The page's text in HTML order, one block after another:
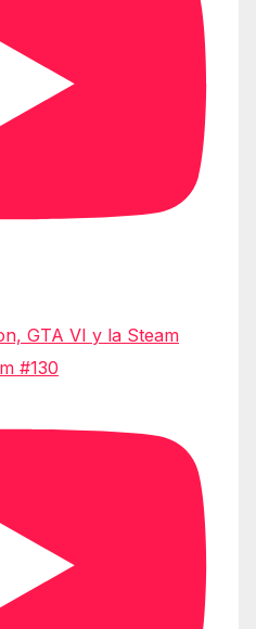
GTA VI y la Steam
#130